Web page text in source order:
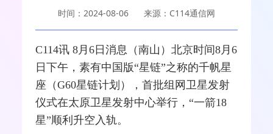
时间：2024-08-06 来源：C114通信网
C114讯 8月6日消息（南山）北京时间8月6
日下午，素有中国版“星链”之称的千帆星
座（G60星链计划），首批组网卫星发射
仪式在太原卫星发射中心举行，“一箭18
星”顺利升空入轨。